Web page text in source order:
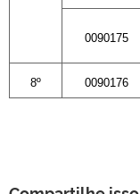
0090175
8º 0090176